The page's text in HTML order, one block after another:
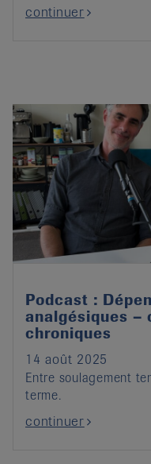
continuer
Podcast :
analgésiques –
chroniques
14 août 2025
Entre soulagement
terme.
continuer